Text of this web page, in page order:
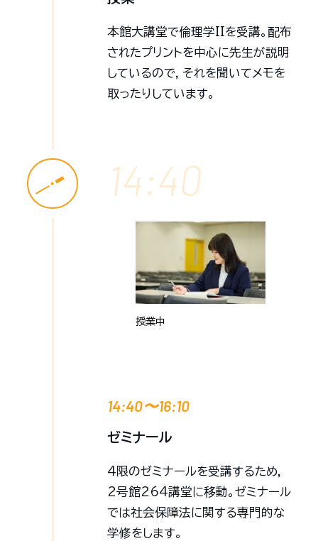
本館大講堂で倫理学IIを受講。配布
されたプリントを中心に先生が説明
しているので，それを聞いてメモを
取ったりしています。
14:40
授業中
14:40〜16:10
ゼミナール
4限のゼミナールを受講するため，
2号館264講堂に移動。ゼミナール
では社会保障法に関する専門的な
学修をします。